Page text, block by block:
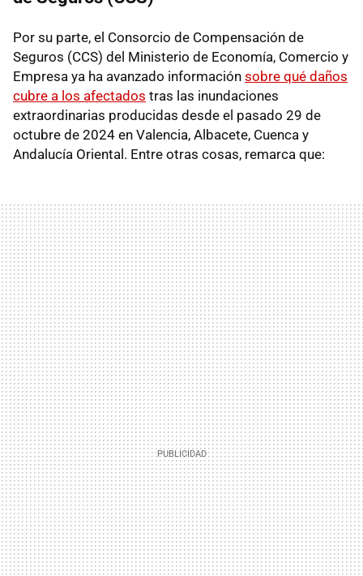
Por su parte, el Consorcio de Compensación de
Seguros (CCS) del Ministerio de Economía, Comercio y
Empresa ya ha avanzado información sobre qué daños
cubre a los afectados tras las inundaciones
extraordinarias producidas desde el pasado 29 de
octubre de 2024 en Valencia, Albacete, Cuenca y
Andalucía Oriental. Entre otras cosas, remarca que: